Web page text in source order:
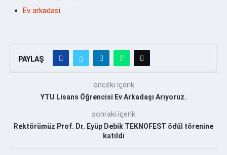
Ev arkadasi
PAYLAŞ
önceki içerik
YTU Lisans Öğrencisi Ev Arkadaşı Arıyoruz.
sonraki içerik
Rektörümüz Prof. Dr. Eyüp Debik TEKNOFEST ödül törenine
katıldı